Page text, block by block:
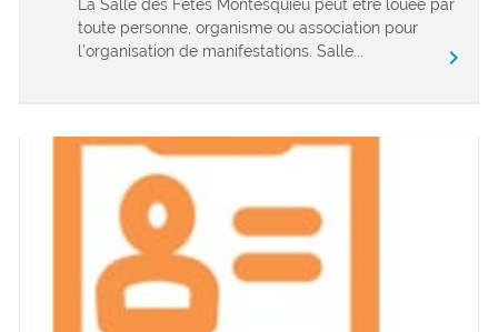
La Salle des Fêtes Montesquieu peut être louée par
toute personne, organisme ou association pour
l’organisation de manifestations. Salle...
chevron_right